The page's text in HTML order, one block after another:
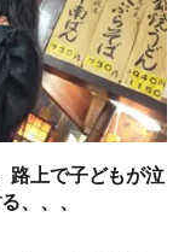
路上で子どもが泣
、、、